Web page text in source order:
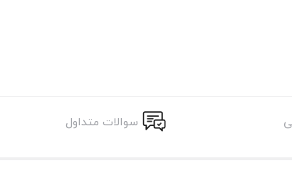
سوالات متداول